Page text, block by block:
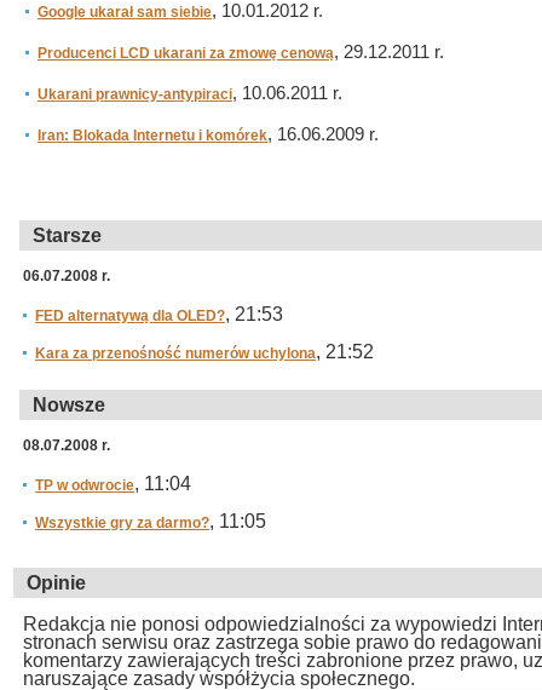
Google ukarał sam siebie, 10.01.2012 r.
Producenci LCD ukarani za zmowę cenową, 29.12.2011 r.
Ukarani prawnicy-antypiraci, 10.06.2011 r.
Iran: Blokada Internetu i komórek, 16.06.2009 r.
Starsze
06.07.2008 r.
FED alternatywą dla OLED?, 21:53
Kara za przenośność numerów uchylona, 21:52
Nowsze
08.07.2008 r.
TP w odwrocie, 11:04
Wszystkie gry za darmo?, 11:05
Opinie
Redakcja nie ponosi odpowiedzialności za wypowiedzi
stronach serwisu oraz zastrzega sobie prawo do
komentarzy zawierających treści zabronione przez prawo,
naruszające zasady współżycia społecznego.